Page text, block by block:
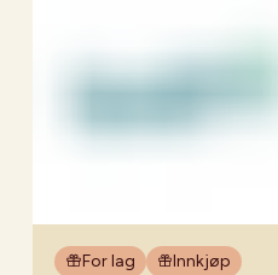
For lag Innkjøp